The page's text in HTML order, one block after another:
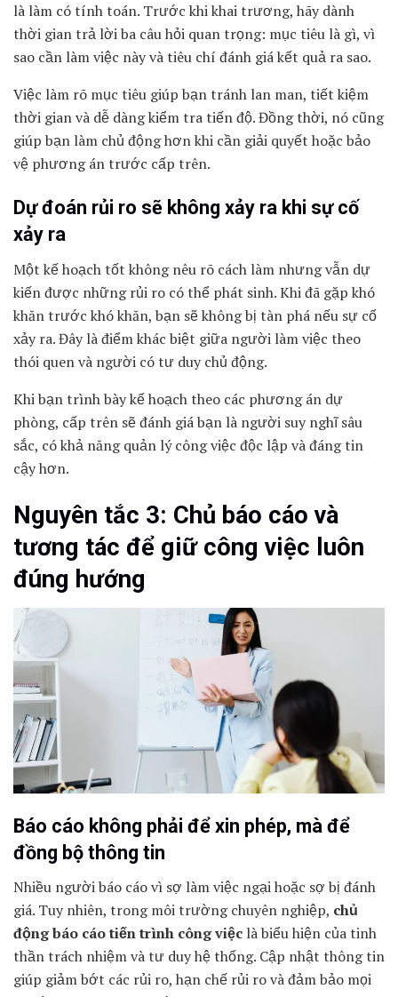
là làm có tính toán. Trước khi khai trương, hãy dành
thời gian trả lời ba câu hỏi quan trọng: mục tiêu là gì, vì
sao cần làm việc này và tiêu chí đánh giá kết quả ra sao.
Việc làm rõ mục tiêu giúp bạn tránh lan man, tiết kiệm
thời gian và dễ dàng kiểm tra tiến độ. Đồng thời, nó cũng
giúp bạn làm chủ động hơn khi cần giải quyết hoặc bảo
vệ phương án trước cấp trên.
Dự đoán rủi ro sẽ không xảy ra khi sự cố
xảy ra
Một kế hoạch tốt không nêu rõ cách làm nhưng vẫn dự
kiến ​​được những rủi ro có thể phát sinh. Khi đã gặp khó
khăn trước khó khăn, bạn sẽ không bị tàn phá nếu sự cố
xảy ra. Đây là điểm khác biệt giữa người làm việc theo
thói quen và người có tư duy chủ động.
Khi bạn trình bày kế hoạch theo các phương án dự
phòng, cấp trên sẽ đánh giá bạn là người suy nghĩ sâu
sắc, có khả năng quản lý công việc độc lập và đáng tin
cậy hơn.
Nguyên tắc 3: Chủ báo cáo và
tương tác để giữ công việc luôn
đúng hướng
Báo cáo không phải để xin phép, mà để
đồng bộ thông tin
Nhiều người báo cáo vì sợ làm việc ngại hoặc sợ bị đánh
giá. Tuy nhiên, trong môi trường chuyên nghiệp, chủ
động báo cáo tiến trình công việc là biểu hiện của tinh
thần trách nhiệm và tư duy hệ thống. Cập nhật thông tin
giúp giảm bớt các rủi ro, hạn chế rủi ro và đảm bảo mọi